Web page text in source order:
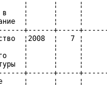
¦      ¦     ¦
в    ¦      ¦
здание  ¦      ¦
+------+-----
¦2008  ¦   7
¦      ¦     ¦
¦      ¦
¦      ¦
+------+-----
¦      ¦     ¦